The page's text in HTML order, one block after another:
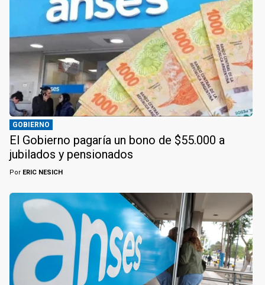
GOBIERNO
El Gobierno pagaría un bono de $55.000 a
jubilados y pensionados
Por ERIC NESICH